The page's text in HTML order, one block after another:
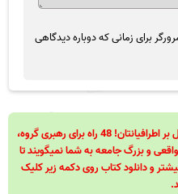
برای زمانی که دوباره دیدگاهی
48 قانون قدرت! 48 فرمول برای تسلط کامل بر اطرافیانتان! 48 راه برای رهبری گروه،
که رهبران واقعی و بزرگ جامعه به شما نمیگویند تا
و دانلود کتاب روی دکمه زیر کلیک